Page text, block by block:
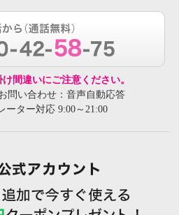
間違いにご注意ください。
問い合わせ：音声自動応答
ーター対応 9:00～21:00